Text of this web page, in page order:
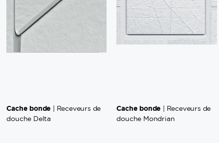
Cache bonde | Receveurs de
douche Delta
Cache bonde | Receveurs de
douche Mondrian